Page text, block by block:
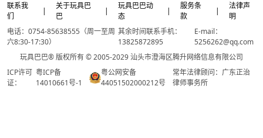
联系我
们
|
关于玩具巴
巴
|
玩具巴巴动
态
|
服务条
款
|
法律声
明
电话：0754-85638555（周一至周
六8:30-17:30）
其余时间联系手机：
13825872895
E-mail：
5256262@qq.com
玩具巴巴® 版权所有 © 2005-2029 汕头市澄海区腾升网络信息有限公司
ICP许可
证：
粤ICP备
14010661号-1
粤公网安备
44051502000212号
常年法律顾问：广东正治
律师事务所